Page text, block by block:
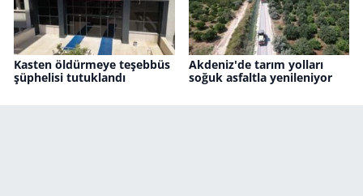
Kasten öldürmeye teşebbüs
şüphelisi tutuklandı
Akdeniz'de tarım yolları
soğuk asfaltla yenileniyor